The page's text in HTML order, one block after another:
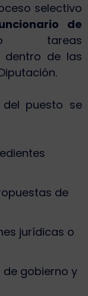
selectivo
de
tareas
dentro de las
del puesto se
de
jurídicas o
gobierno y